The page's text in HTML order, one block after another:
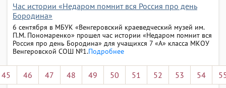
Час истории «Недаром помнит вся Россия про день
Бородина»
6 сентября в МБУК «Венгеровский краеведческий музей им.
П.М. Пономаренко» прошел час истории «Недаром помнит вся
Россия про день Бородина» для учащихся 7 «А» класса МКОУ
Венгеровской СОШ №1.Подробнее
45 46 47 48 49 50 51 52 53 54